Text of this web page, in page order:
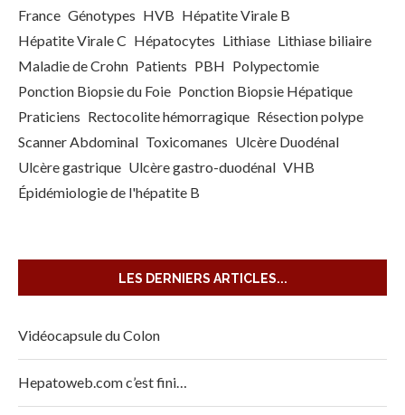
France Génotypes HVB Hépatite Virale B
Hépatite Virale C Hépatocytes Lithiase Lithiase biliaire
Maladie de Crohn Patients PBH Polypectomie
Ponction Biopsie du Foie Ponction Biopsie Hépatique
Praticiens Rectocolite hémorragique Résection polype
Scanner Abdominal Toxicomanes Ulcère Duodénal
Ulcère gastrique Ulcère gastro-duodénal VHB
Épidémiologie de l'hépatite B
LES DERNIERS ARTICLES...
Vidéocapsule du Colon
Hepatoweb.com c’est fini…